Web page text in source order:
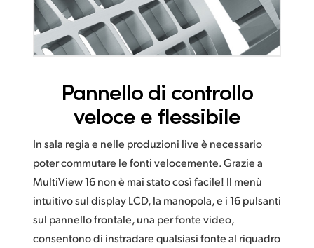
Pannello di controllo
veloce e flessibile
In sala regia e nelle produzioni live è necessario
poter commutare le fonti velocemente. Grazie a
MultiView 16 non è mai stato così facile! Il menù
intuitivo sul display LCD, la manopola, e i 16 pulsanti
sul pannello frontale, una per fonte video,
consentono di instradare qualsiasi fonte al riquadro